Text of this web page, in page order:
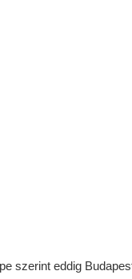
szerint eddig